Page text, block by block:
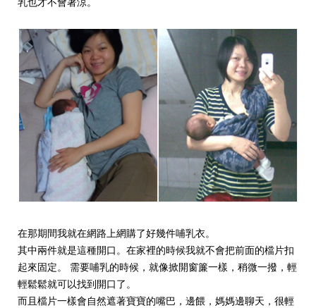
在那期間我就在網路上網購了好幾件哺乳衣。
其中兩件就是這種開口。 在家裡的時候我就不會把前面的檔片扣
起來固定。 需要哺乳的時候，就像掀開窗簾一樣，稍微一撥，輕
輕鬆鬆就可以找到開口了。
而且檔片一樣會自然遮著寶寶的嘴巴，邊餵，媽媽邊聊天，很輕